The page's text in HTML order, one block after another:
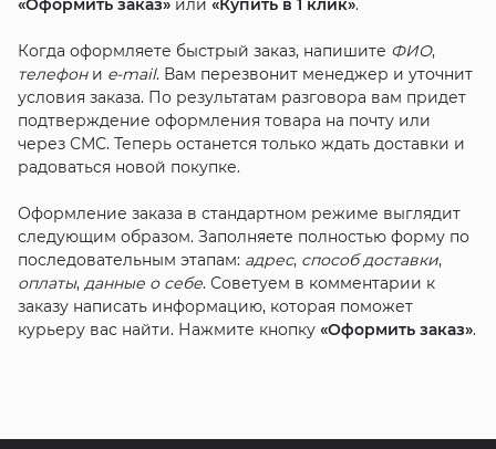
«Оформить заказ»или «Купить в 1 клик».
Когда оформляете быстрый заказ, напишите ФИО,
телефони e-mail. Вам перезвонит менеджер и уточнит
условия заказа. По результатам разговора вам придет
подтверждение оформления товара на почту или
через СМС. Теперь останется только ждать доставки и
радоваться новой покупке.
Оформление заказа в стандартном режиме выглядит
следующим образом. Заполняете полностью форму по
последовательным этапам: адрес, способ доставки,
оплаты, данные о себе. Советуем в комментарии к
заказу написать информацию, которая поможет
курьеру вас найти. Нажмите кнопку «Оформить заказ».